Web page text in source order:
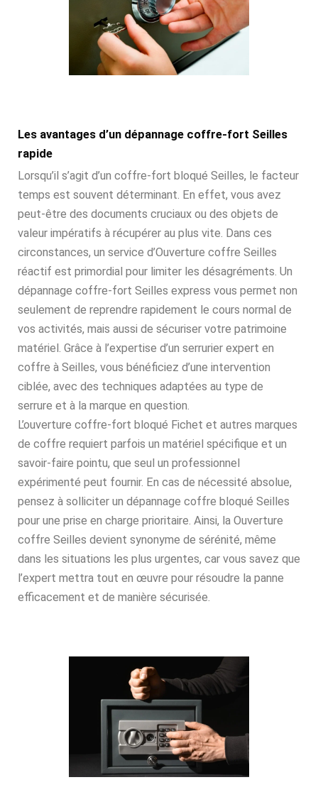
Les avantages d’un dépannage coffre-fort Seilles
rapide
Lorsqu’il s’agit d’un coffre-fort bloqué Seilles, le facteur
temps est souvent déterminant. En effet, vous avez
peut-être des documents cruciaux ou des objets de
valeur impératifs à récupérer au plus vite. Dans ces
circonstances, un service d’Ouverture coffre Seilles
réactif est primordial pour limiter les désagréments. Un
dépannage coffre-fort Seilles express vous permet non
seulement de reprendre rapidement le cours normal de
vos activités, mais aussi de sécuriser votre patrimoine
matériel. Grâce à l’expertise d’un serrurier expert en
coffre à Seilles, vous bénéficiez d’une intervention
ciblée, avec des techniques adaptées au type de
serrure et à la marque en question.
L’ouverture coffre-fort bloqué Fichet et autres marques
de coffre requiert parfois un matériel spécifique et un
savoir-faire pointu, que seul un professionnel
expérimenté peut fournir. En cas de nécessité absolue,
pensez à solliciter un dépannage coffre bloqué Seilles
pour une prise en charge prioritaire. Ainsi, la Ouverture
coffre Seilles devient synonyme de sérénité, même
dans les situations les plus urgentes, car vous savez que
l’expert mettra tout en œuvre pour résoudre la panne
efficacement et de manière sécurisée.